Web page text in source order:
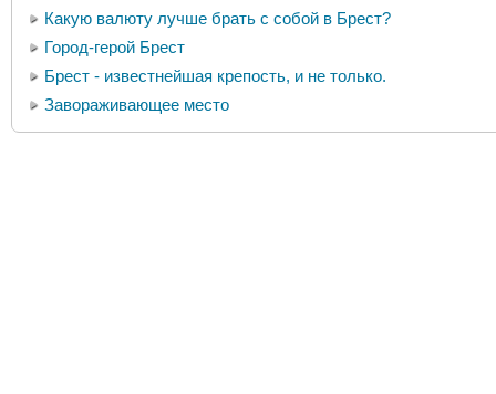
Какую валюту лучше брать с собой в Брест?
Город-герой Брест
Брест - известнейшая крепость, и не только.
Завораживающее место